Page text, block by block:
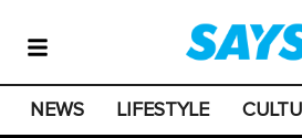
NEWS LIFESTYLE